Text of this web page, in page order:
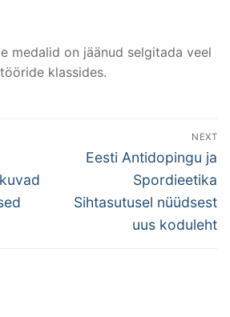
medalid on jäänud selgitada veel
klassides.
NEXT
Next
Eesti Antidopingu ja
Spordieetika
Sihtasutusel nüüdsest
uus koduleht